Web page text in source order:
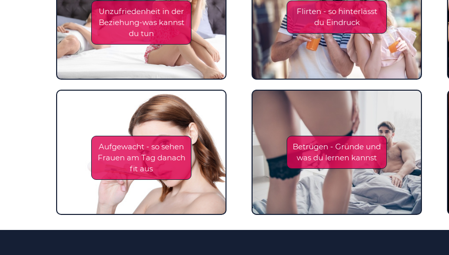
Unzufriedenheit in der
Beziehung-was kannst
du tun
Flirten - so hinterlässt
du Eindruck
Aufgewacht - so sehen
Frauen am Tag danach
fit aus
Betrügen - Gründe und
was du lernen kannst